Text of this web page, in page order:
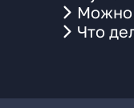
Можно
Что